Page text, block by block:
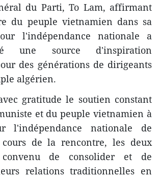
du Parti, To Lam, affirmant
du peuple vietnamien dans sa
l'indépendance nationale a
une source d'inspiration
des générations de dirigeants
algérien.
gratitude le soutien constant
et du peuple vietnamien à
l'indépendance nationale de
de la rencontre, les deux
de consolider et de
relations traditionnelles en